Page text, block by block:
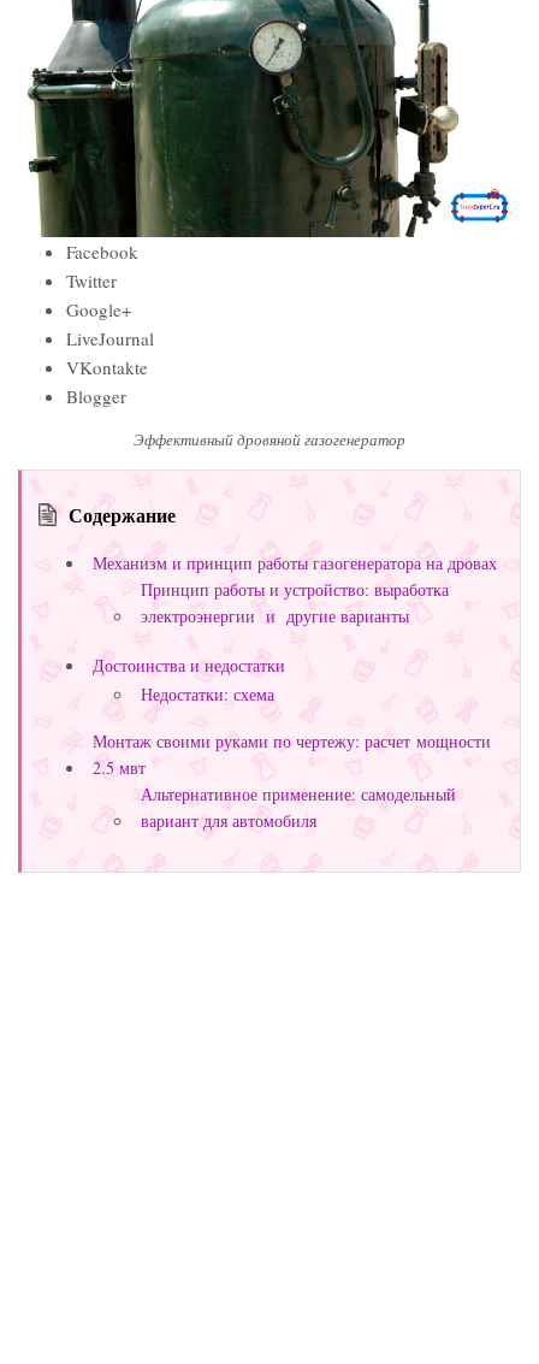
Facebook
Twitter
Google+
LiveJournal
VKontakte
Blogger
Эффективный дровяной газогенератор
Содержание
Механизм и принцип работы газогенератора на дровах
Принцип работы и устройство: выработка
электроэнергии и другие варианты
Достоинства и недостатки
Недостатки: схема
Монтаж своими руками по чертежу: расчет мощности
2.5 мвт
Альтернативное применение: самодельный
вариант для автомобиля